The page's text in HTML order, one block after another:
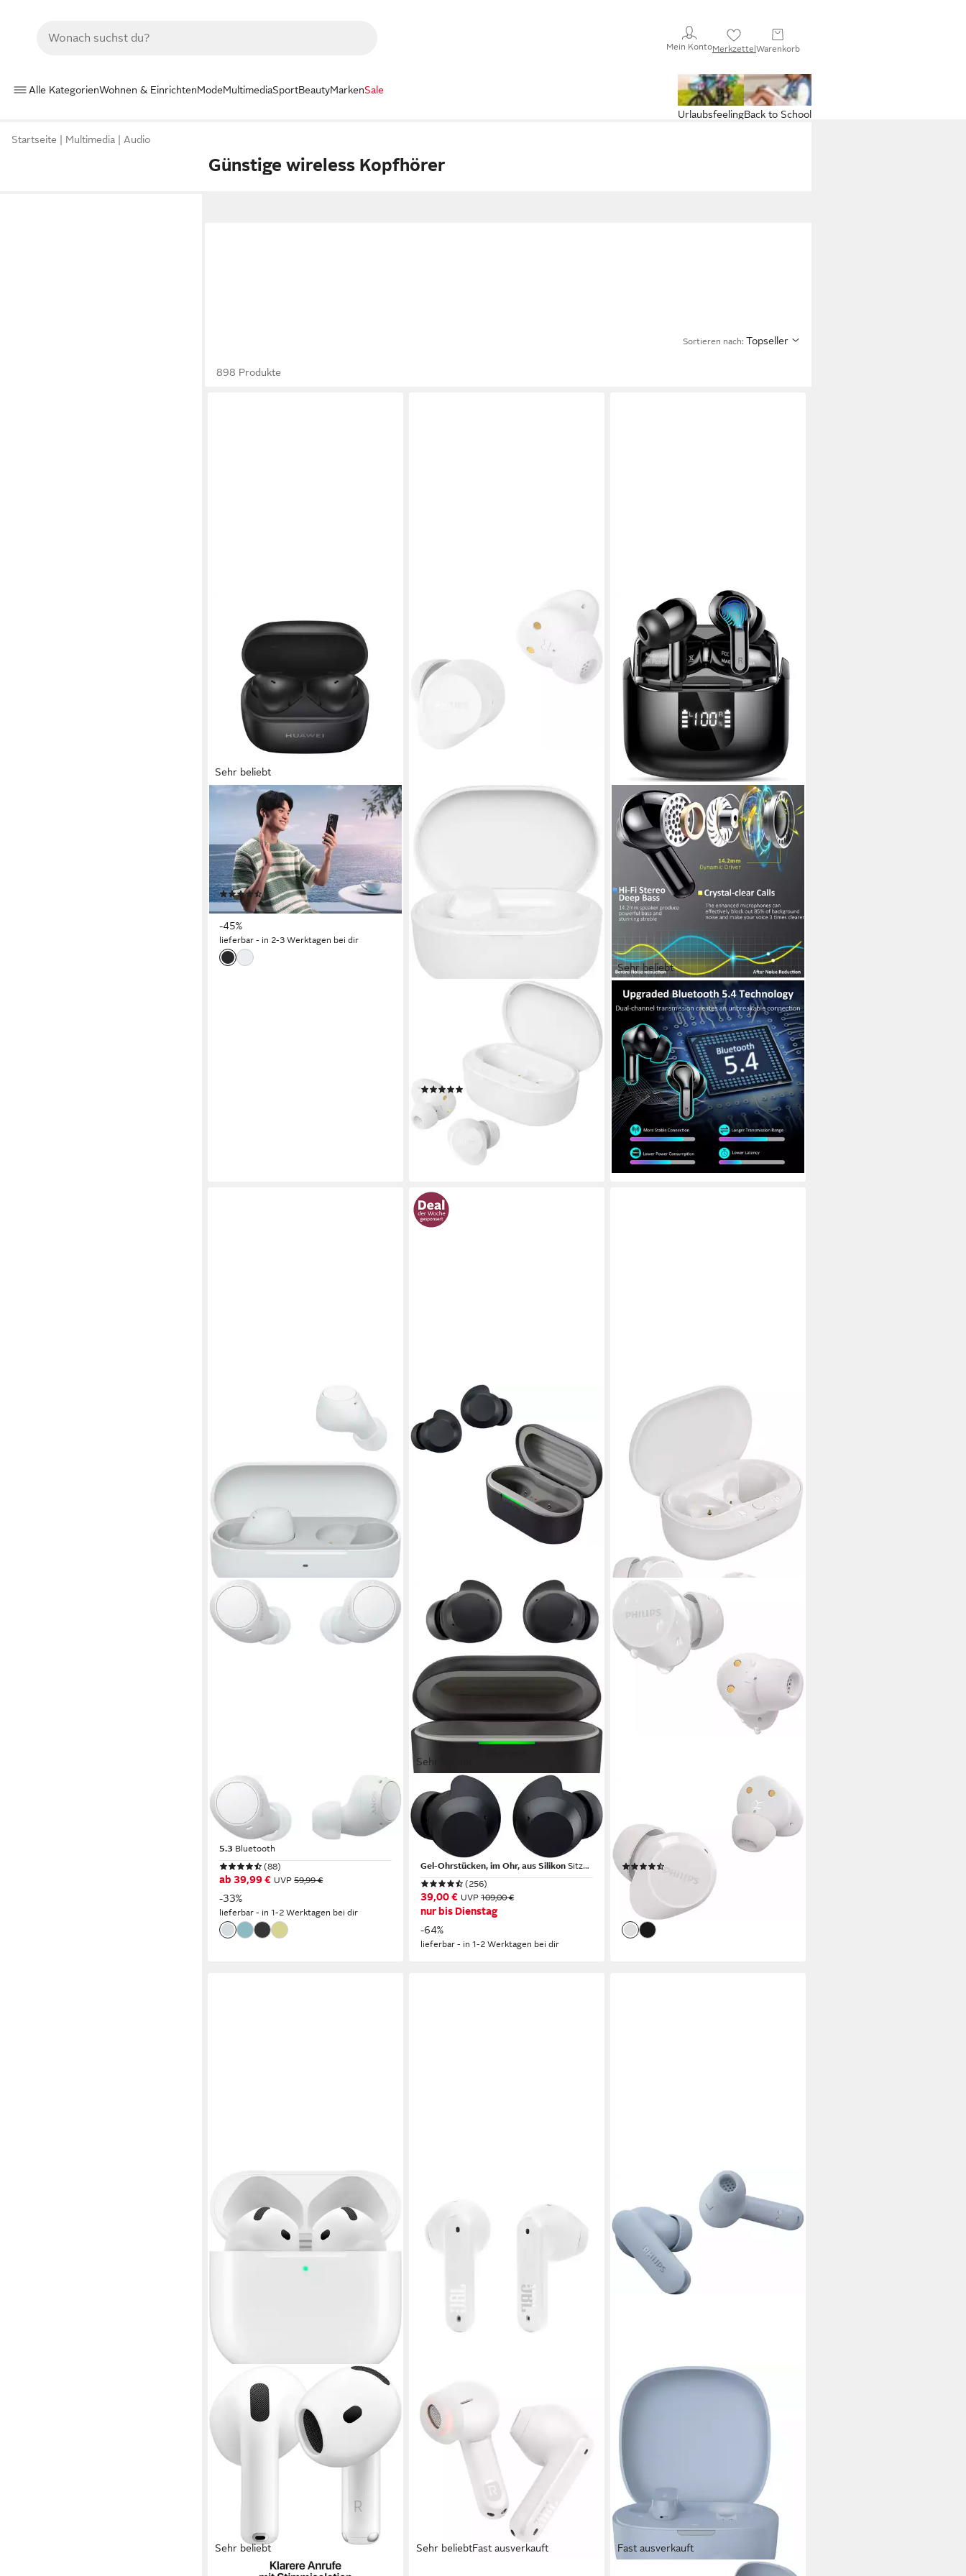
Mein KontoMerkzettelWarenkorb
Alle KategorienWohnen & EinrichtenModeMultimediaSportBeautyMarkenSale
Back to School
Urlaubsfeeling
Startseite Multimedia Audio
Günstige wireless Kopfhörer
Sortieren nach: Topseller
898 Produkte
Sehr beliebt
FreeBuds SE 2 wireless In-Ear-
Kopfhörer
Bluetooth Verbindung
im Ohr Sitzart
0,04 kg Gewicht
(234)
ab 27,15 € UVP49,00 €
-45%
lieferbar - in 2-3 Werktagen bei dir
Verbindung
max. Laufzeit
ab 16,00 € UVP
-20%
lieferbar in 3 Wochen
Sehr beliebt
FORRLITE
In Ear Kopfhörer,Bluetooth
Kopfhörer,2026 Kopfhörer Kabellos
In-Ear-Kopfhörer
Bluetooth drahtlose Übertragung
Verbindung
5.4 Bluetooth
(117)
19,98 € UVP 47,47 €
-58%
lieferbar - in 3-4 Werktagen bei dir
SONY
WF-C510 wireless In-Ear-Kopfhörer
Bluetooth
Verbindung
11 Std. max. Laufzeit
5.3 Bluetooth
(88)
ab 39,99 € UVP59,99 €
-33%
lieferbar - in 1-2 Werktagen bei dir
Sehr beliebt
LG
xboom Buds Lite wireless In-Ear-
Kopfhörer
Bluetooth
Verbindung
30 Std. max. Laufzeit
Gel-Ohrstücken, im Ohr, aus Silikon Sitzart
(256)
39,00 € UVP109,00 €
nur bis Dienstag
-64%
lieferbar - in 1-2 Werktagen bei dir
TAT1209 wireless In-Ear-Kopfhörer
Bluetooth
18 Std. max. Laufzeit
im Ohr
Sitzart
(371)
28,95 € 39,99 €
-28%
lieferbar - in 9-11 Werktagen bei dir
Sehr beliebt Sehr beliebtFast ausverkauft Fast ausverkauft